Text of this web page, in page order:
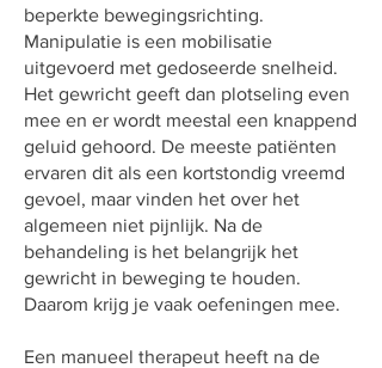
beperkte bewegingsrichting.
Manipulatie is een mobilisatie
uitgevoerd met gedoseerde snelheid.
Het gewricht geeft dan plotseling even
mee en er wordt meestal een knappend
geluid gehoord. De meeste patiënten
ervaren dit als een kortstondig vreemd
gevoel, maar vinden het over het
algemeen niet pijnlijk. Na de
behandeling is het belangrijk het
gewricht in beweging te houden.
Daarom krijg je vaak oefeningen mee.
Een manueel therapeut heeft na de